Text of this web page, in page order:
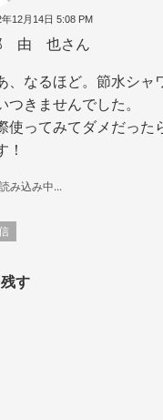
年12月14日 5:08 PM
由 也さん
、なるほど。節水シャ
つきませんでした。
使ってみてダメだった
！
読み込み中...
す